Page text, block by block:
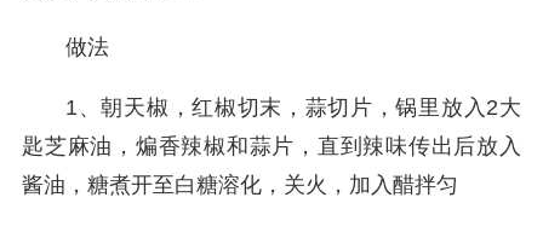
做法
1、朝天椒，红椒切末，蒜切片，锅里放入2大
匙芝麻油，煸香辣椒和蒜片，直到辣味传出后放入
酱油，糖煮开至白糖溶化，关火，加入醋拌匀